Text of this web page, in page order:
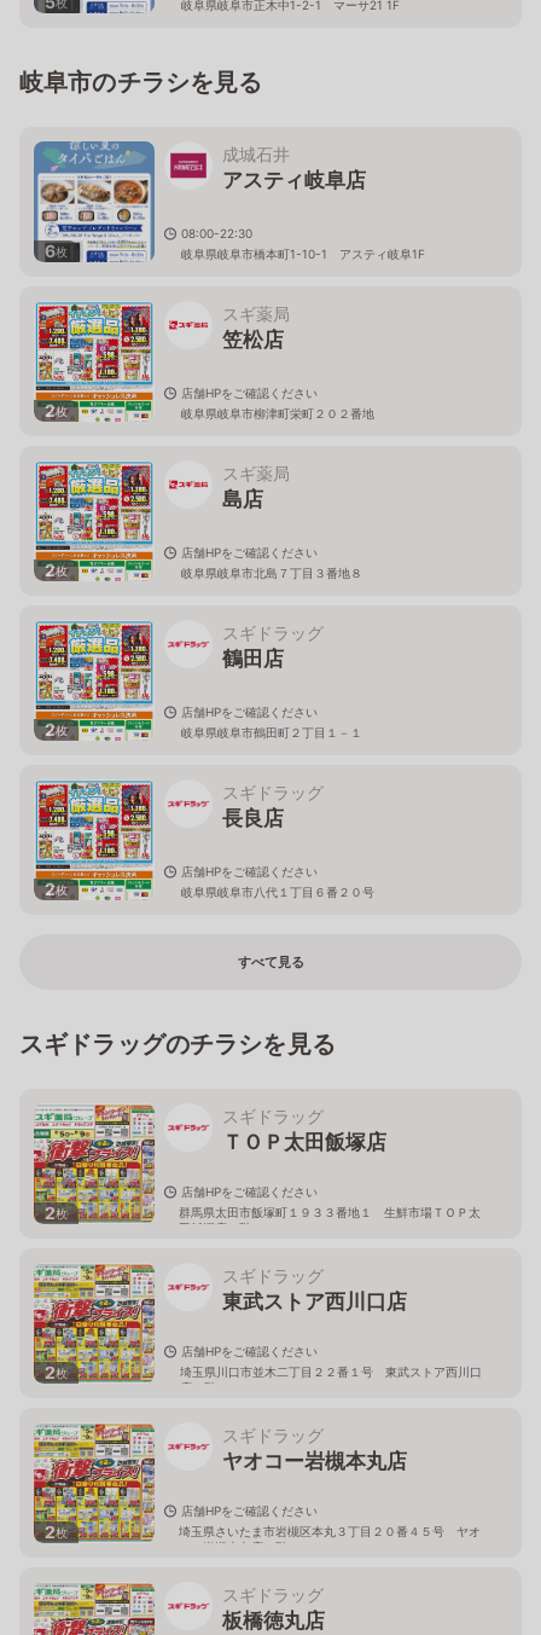
岐阜県岐阜市正木中1-2-1 マーサ21 1F
岐阜市のチラシを見る
6枚
成城石井
アスティ岐阜店
08:00-22:30
岐阜県岐阜市橋本町1-10-1 アスティ岐阜1F
2枚
スギ薬局
笠松店
店舗HPをご確認ください
岐阜県岐阜市柳津町栄町２０２番地
2枚
スギ薬局
島店
店舗HPをご確認ください
岐阜県岐阜市北島７丁目３番地８
2枚
スギドラッグ
鶴田店
店舗HPをご確認ください
岐阜県岐阜市鶴田町２丁目１－１
2枚
スギドラッグ
長良店
店舗HPをご確認ください
岐阜県岐阜市八代１丁目６番２０号
すべて見る
スギドラッグのチラシを見る
2枚
スギドラッグ
ＴＯＰ太田飯塚店
店舗HPをご確認ください
群馬県太田市飯塚町１９３３番地１ 生鮮市場ＴＯＰ太
田飯塚店１階
2枚
スギドラッグ
東武ストア西川口店
店舗HPをご確認ください
埼玉県川口市並木二丁目２２番１号 東武ストア西川口
店２階
2枚
スギドラッグ
ヤオコー岩槻本丸店
店舗HPをご確認ください
埼玉県さいたま市岩槻区本丸３丁目２０番４５号 ヤオ
コー岩槻本丸店２階
スギドラッグ
板橋徳丸店